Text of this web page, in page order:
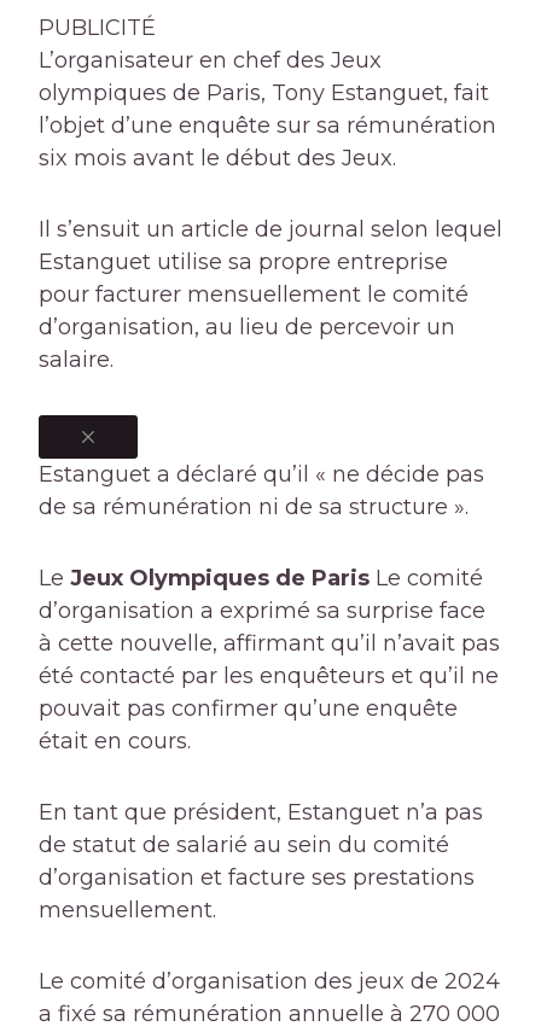
PUBLICITÉ
L’organisateur en chef des Jeux
olympiques de Paris, Tony Estanguet, fait
l’objet d’une enquête sur sa rémunération
six mois avant le début des Jeux.
Il s’ensuit un article de journal selon lequel
Estanguet utilise sa propre entreprise
pour facturer mensuellement le comité
d’organisation, au lieu de percevoir un
salaire.
Estanguet a déclaré qu’il « ne décide pas
de sa rémunération ni de sa structure ».
Le Jeux Olympiques de Paris Le comité
d’organisation a exprimé sa surprise face
à cette nouvelle, affirmant qu’il n’avait pas
été contacté par les enquêteurs et qu’il ne
pouvait pas confirmer qu’une enquête
était en cours.
En tant que président, Estanguet n’a pas
de statut de salarié au sein du comité
d’organisation et facture ses prestations
mensuellement.
Le comité d’organisation des jeux de 2024
a fixé sa rémunération annuelle à 270 000